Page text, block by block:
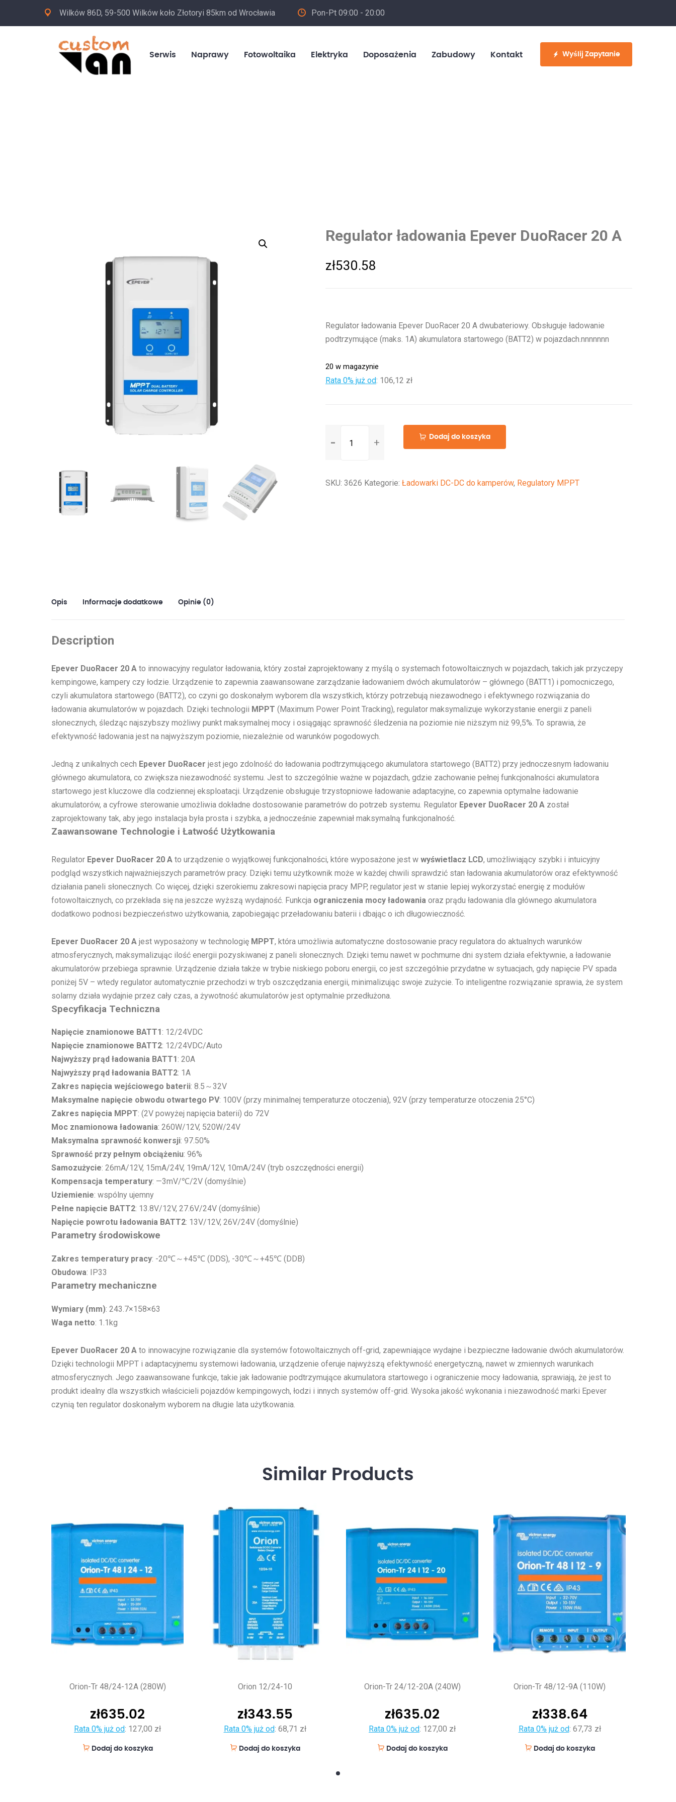
Wilków 86D, 59-500 Wilków koło Złotoryi 85km od Wrocławia Pon-Pt 09:00 - 20:00
530 886 214
Serwis Naprawy Fotowoltaika Elektryka Doposażenia Zabudowy Kontakt Wyślij Zapytanie
Regulator ładowania Epever DuoRacer 20 A
zł530.58
Regulator ładowania Epever DuoRacer 20 A dwubateriowy. Obsługuje ładowanie
podtrzymujące (maks. 1A) akumulatora startowego (BATT2) w pojazdach.nnnnnnn
20 w magazynie
Rata 0% już od: 106,12 zł
Regulator
DuoRacer
Dodaj do koszyka
SKU: 3626 Kategorie: Ładowarki DC-DC do kamperów, Regulatory MPPT
Opis Informacje dodatkowe Opinie (0)
Description
Epever DuoRacer 20 A to innowacyjny regulator ładowania, który został zaprojektowany z myślą o systemach fotowoltaicznych w pojazdach, takich jak przyczepy
kempingowe, kampery czy łodzie. Urządzenie to zapewnia zaawansowane zarządzanie ładowaniem dwóch akumulatorów – głównego (BATT1) i pomocniczego,
czyli akumulatora startowego (BATT2), co czyni go doskonałym wyborem dla wszystkich, którzy potrzebują niezawodnego i efektywnego rozwiązania do
ładowania akumulatorów w pojazdach. Dzięki technologii MPPT (Maximum Power Point Tracking), regulator maksymalizuje wykorzystanie energii z paneli
słonecznych, śledząc najszybszy możliwy punkt maksymalnej mocy i osiągając sprawność śledzenia na poziomie nie niższym niż 99,5%. To sprawia, że
efektywność ładowania jest na najwyższym poziomie, niezależnie od warunków pogodowych.
Jedną z unikalnych cech Epever DuoRacer jest jego zdolność do ładowania podtrzymującego akumulatora startowego (BATT2) przy jednoczesnym ładowaniu
głównego akumulatora, co zwiększa niezawodność systemu. Jest to szczególnie ważne w pojazdach, gdzie zachowanie pełnej funkcjonalności akumulatora
startowego jest kluczowe dla codziennej eksploatacji. Urządzenie obsługuje trzystopniowe ładowanie adaptacyjne, co zapewnia optymalne ładowanie
akumulatorów, a cyfrowe sterowanie umożliwia dokładne dostosowanie parametrów do potrzeb systemu. Regulator Epever DuoRacer 20 A został
zaprojektowany tak, aby jego instalacja była prosta i szybka, a jednocześnie zapewniał maksymalną funkcjonalność.
Zaawansowane Technologie i Łatwość Użytkowania
Regulator Epever DuoRacer 20 A to urządzenie o wyjątkowej funkcjonalności, które wyposażone jest w wyświetlacz LCD, umożliwiający szybki i intuicyjny
podgląd wszystkich najważniejszych parametrów pracy. Dzięki temu użytkownik może w każdej chwili sprawdzić stan ładowania akumulatorów oraz efektywność
działania paneli słonecznych. Co więcej, dzięki szerokiemu zakresowi napięcia pracy MPP, regulator jest w stanie lepiej wykorzystać energię z modułów
fotowoltaicznych, co przekłada się na jeszcze wyższą wydajność. Funkcja ograniczenia mocy ładowania oraz prądu ładowania dla głównego akumulatora
dodatkowo podnosi bezpieczeństwo użytkowania, zapobiegając przeładowaniu baterii i dbając o ich długowieczność.
Epever DuoRacer 20 A jest wyposażony w technologię MPPT, która umożliwia automatyczne dostosowanie pracy regulatora do aktualnych warunków
atmosferycznych, maksymalizując ilość energii pozyskiwanej z paneli słonecznych. Dzięki temu nawet w pochmurne dni system działa efektywnie, a ładowanie
akumulatorów przebiega sprawnie. Urządzenie działa także w trybie niskiego poboru energii, co jest szczególnie przydatne w sytuacjach, gdy napięcie PV spada
poniżej 5V – wtedy regulator automatycznie przechodzi w tryb oszczędzania energii, minimalizując swoje zużycie. To inteligentne rozwiązanie sprawia, że system
solarny działa wydajnie przez cały czas, a żywotność akumulatorów jest optymalnie przedłużona.
Specyfikacja Techniczna
Napięcie znamionowe BATT1: 12/24VDC
Napięcie znamionowe BATT2: 12/24VDC/Auto
Najwyższy prąd ładowania BATT1: 20A
Najwyższy prąd ładowania BATT2: 1A
Zakres napięcia wejściowego baterii: 8.5～32V
Maksymalne napięcie obwodu otwartego PV: 100V (przy minimalnej temperaturze otoczenia), 92V (przy temperaturze otoczenia 25°C)
Zakres napięcia MPPT: (2V powyżej napięcia baterii) do 72V
Moc znamionowa ładowania: 260W/12V, 520W/24V
Maksymalna sprawność konwersji: 97.50%
Sprawność przy pełnym obciążeniu: 96%
Samozużycie: 26mA/12V, 15mA/24V, 19mA/12V, 10mA/24V (tryb oszczędności energii)
Kompensacja temperatury: —3mV/℃/2V (domyślnie)
Uziemienie: wspólny ujemny
Pełne napięcie BATT2: 13.8V/12V, 27.6V/24V (domyślnie)
Napięcie powrotu ładowania BATT2: 13V/12V, 26V/24V (domyślnie)
Parametry środowiskowe
Zakres temperatury pracy: -20℃～+45℃ (DDS), -30℃～+45℃ (DDB)
Obudowa: IP33
Parametry mechaniczne
Wymiary (mm): 243.7×158×63
Waga netto: 1.1kg
Epever DuoRacer 20 A to innowacyjne rozwiązanie dla systemów fotowoltaicznych off-grid, zapewniające wydajne i bezpieczne ładowanie dwóch akumulatorów.
Dzięki technologii MPPT i adaptacyjnemu systemowi ładowania, urządzenie oferuje najwyższą efektywność energetyczną, nawet w zmiennych warunkach
atmosferycznych. Jego zaawansowane funkcje, takie jak ładowanie podtrzymujące akumulatora startowego i ograniczenie mocy ładowania, sprawiają, że jest to
produkt idealny dla wszystkich właścicieli pojazdów kempingowych, łodzi i innych systemów off-grid. Wysoka jakość wykonania i niezawodność marki Epever
czynią ten regulator doskonałym wyborem na długie lata użytkowania.
Similar Products
Orion-Tr 48/24-12A (280W)
zł635.02
Rata 0% już od: 127,00 zł
Dodaj do koszyka
Orion 12/24-10
zł343.55
Rata 0% już od: 68,71 zł
Dodaj do koszyka
Orion-Tr 24/12-20A (240W)
zł635.02
Rata 0% już od: 127,00 zł
Dodaj do koszyka
Orion-Tr 48/12-9A (110W)
zł338.64
Rata 0% już od: 67,73 zł
Dodaj do koszyka